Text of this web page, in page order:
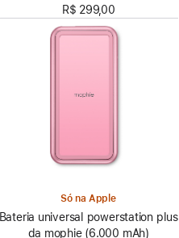
R$ 299,00
Só na Apple
Bateria universal powerstation plus
da mophie (6.000 mAh)